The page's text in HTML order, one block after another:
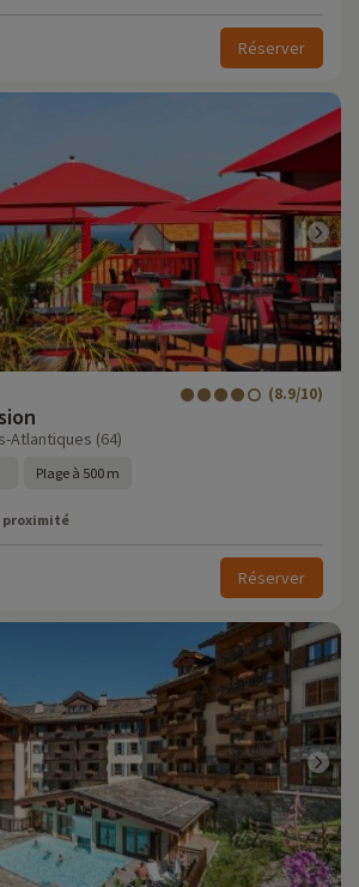
Réserver
(8.9/10)
Atlantiques (64)
Plage à 500 m
proximité
Réserver